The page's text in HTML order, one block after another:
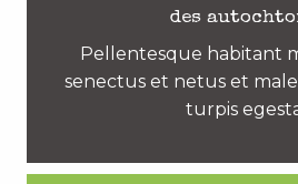
des
Pellentesque habitant
senectus et netus et
turpis